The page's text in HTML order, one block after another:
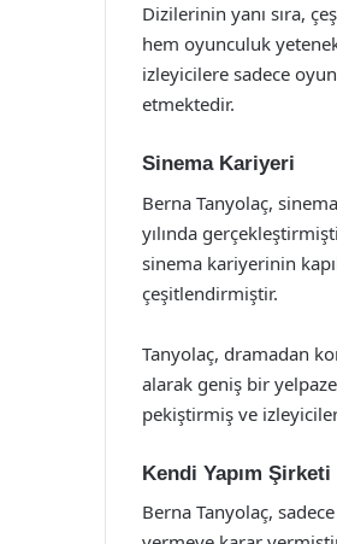
Dizilerinin yanı sıra,
hem oyunculuk
izleyicilere sadece
etmektedir.
Sinema Kariyeri
Berna Tanyolaç,
yılında
sinema kariyerinin
çeşitlendirmiştir.
Tanyolaç, dramadan
alarak geniş bir
pekiştirmiş ve
Kendi Yapım Şirketi
Berna Tanyolaç,